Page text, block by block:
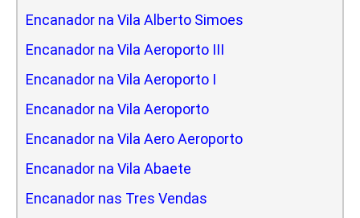
Encanador na Vila Alberto Simoes
Encanador na Vila Aeroporto III
Encanador na Vila Aeroporto I
Encanador na Vila Aeroporto
Encanador na Vila Aero Aeroporto
Encanador na Vila Abaete
Encanador nas Tres Vendas